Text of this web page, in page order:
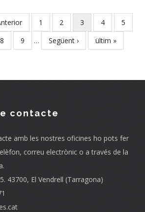
Page
1 Page
2
Current
page
3 Page
4 Page
5
Page
8 Page
9 …
Next
Següent ›
Last
ültim »
contacte
amb les nostres oficines ho pots fer
correu electrònic o a través de la
43700, El Vendrell (Tarragona)